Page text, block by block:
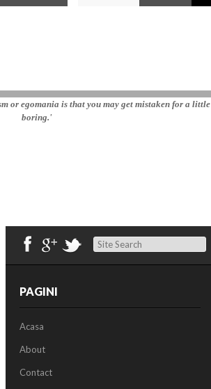
or egomania is that you may get mistaken for a little
boring.'
Search
PAGINI
Acasa
About
Contact